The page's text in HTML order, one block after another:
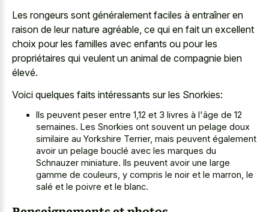
Les rongeurs sont généralement faciles à entraîner en
raison de leur nature agréable, ce qui en fait un excellent
choix pour les familles avec enfants ou pour les
propriétaires qui veulent un animal de compagnie bien
élevé.
Voici quelques faits intéressants sur les Snorkies:
Ils peuvent peser entre 1,12 et 3 livres à l'âge de 12
semaines. Les Snorkies ont souvent un pelage doux
similaire au Yorkshire Terrier, mais peuvent également
avoir un pelage bouclé avec les marques du
Schnauzer miniature. Ils peuvent avoir une large
gamme de couleurs, y compris le noir et le marron, le
salé et le poivre et le blanc.